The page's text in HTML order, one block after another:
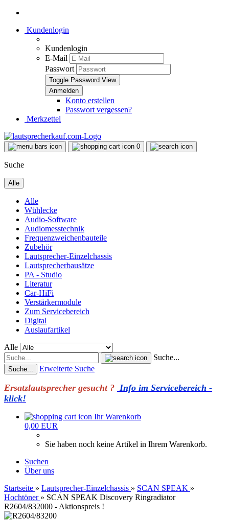
Kundenlogin
Kundenlogin
E-Mail
Passwort
Toggle Password View
Konto erstellen
Passwort vergessen?
Merkzettel
0
Suche
Alle
Alle
Wühlecke
Audio-Software
Audiomesstechnik
Frequenzweichenbauteile
Zubehör
Lautsprecher-Einzelchassis
Lautsprecherbausätze
PA - Studio
Literatur
Car-HiFi
Verstärkermodule
Zum Servicebereich
Digital
Auslaufartikel
Alle
Suche...
Suche... Erweiterte Suche
Ersatzlautsprecher gesucht ? Info im Servicebereich -
klick!
Ihr Warenkorb
0,00 EUR
Sie haben noch keine Artikel in Ihrem Warenkorb.
Suchen
Über uns
Startseite » Lautsprecher-Einzelchassis » SCAN SPEAK »
Hochtöner » SCAN SPEAK Discovery Ringradiator
R2604/832000 - Aktionspreis !